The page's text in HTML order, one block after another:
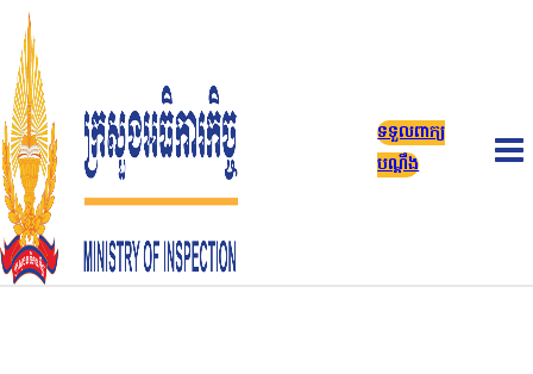
Skip
to
content
ទទួលពាក្យ
បណ្តឹង